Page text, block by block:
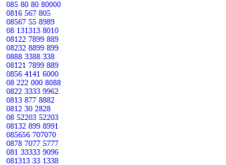
085 80 80 80000
0816 567 805
08567 55 8989
08 131313 8010
08122 7899 889
08232 8899 899
0888 3388 338
08121 7899 889
0856 4141 6000
08 222 000 8088
0822 3333 9962
0813 877 8882
0812 30 2828
08 52203 52203
08132 899 8991
085656 707070
0878 7077 5777
081 33333 9096
081313 33 1338